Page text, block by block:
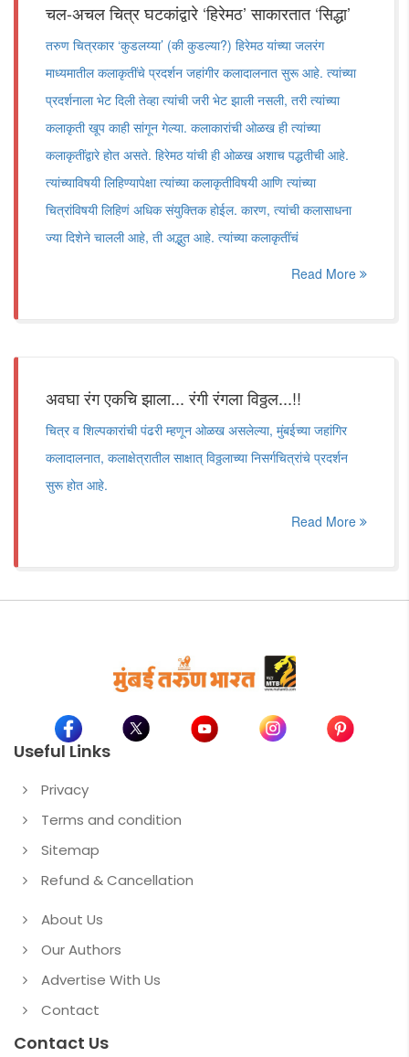
चल-अचल चित्र घटकांद्वारे ‘हिरेमठ’ साकारतात ‘सिद्धा’
तरुण चित्रकार ‘कुडलय्या’ (की कुडल्या?) हिरेमठ यांच्या जलरंग
माध्यमातील कलाकृतींचे प्रदर्शन जहांगीर कलादालनात सुरू आहे. त्यांच्या
प्रदर्शनाला भेट दिली तेव्हा त्यांची जरी भेट झाली नसली, तरी त्यांच्या
कलाकृती खूप काही सांगून गेल्या. कलाकारांची ओळख ही त्यांच्या
कलाकृतींद्वारे होत असते. हिरेमठ यांची ही ओळख अशाच पद्धतीची आहे.
त्यांच्याविषयी लिहिण्यापेक्षा त्यांच्या कलाकृतीविषयी आणि त्यांच्या
चित्रांविषयी लिहिणं अधिक संयुक्तिक होईल. कारण, त्यांची कलासाधना
ज्या दिशेने चालली आहे, ती अद्भुत आहे. त्यांच्या कलाकृतींचं
Read More
अवघा रंग एकचि झाला... रंगी रंगला विठ्ठल...!!
चित्र व शिल्पकारांची पंढरी म्हणून ओळख असलेल्या, मुंबईच्या जहांगिर
कलादालनात, कलाक्षेत्रातील साक्षात् विठ्ठलाच्या निसर्गचित्रांचे प्रदर्शन
सुरू होत आहे.
Read More
Useful Links
Privacy
Terms and condition
Sitemap
Refund & Cancellation
About Us
Our Authors
Advertise With Us
Contact
Contact Us